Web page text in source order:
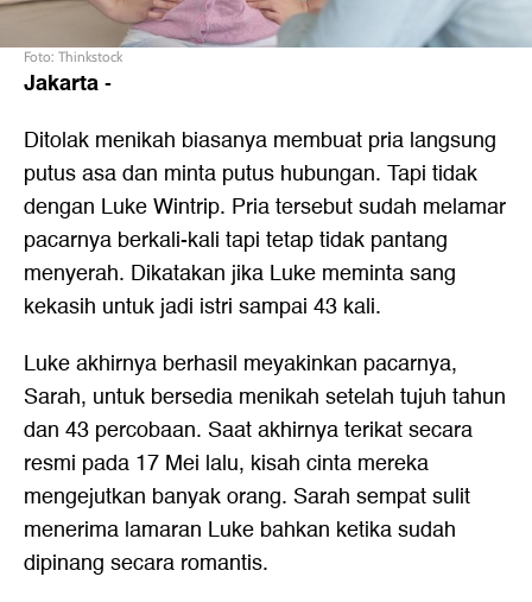
Foto: Thinkstock
Jakarta-
Ditolak menikah biasanya membuat pria langsung
putus asa dan minta putus hubungan. Tapi tidak
dengan Luke Wintrip. Pria tersebut sudah melamar
pacarnya berkali-kali tapi tetap tidak pantang
menyerah. Dikatakan jika Luke meminta sang
kekasih untuk jadi istri sampai 43 kali.
Luke akhirnya berhasil meyakinkan pacarnya,
Sarah, untuk bersedia menikah setelah tujuh tahun
dan 43 percobaan. Saat akhirnya terikat secara
resmi pada 17 Mei lalu, kisah cinta mereka
mengejutkan banyak orang. Sarah sempat sulit
menerima lamaran Luke bahkan ketika sudah
dipinang secara romantis.